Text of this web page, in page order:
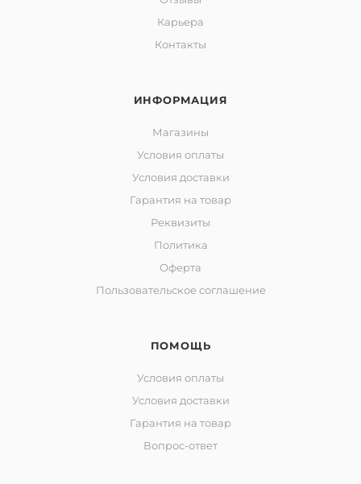
Карьера
Контакты
ИНФОРМАЦИЯ
Магазины
Условия оплаты
Условия доставки
Гарантия на товар
Реквизиты
Политика
Оферта
Пользовательское соглашение
ПОМОЩЬ
Условия оплаты
Условия доставки
Гарантия на товар
Вопрос-ответ